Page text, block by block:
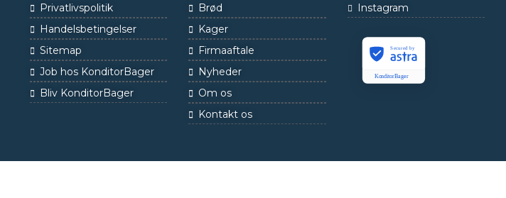
Privatlivspolitik
Handelsbetingelser
Sitemap
Job hos KonditorBager
Bliv KonditorBager
Brød
Kager
Firmaaftale
Nyheder
Om os
Kontakt os
Instagram
KonditorBager
Secured by